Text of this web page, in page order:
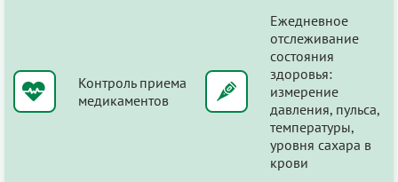
Контроль приема
медикаментов
Ежедневное
отслеживание
состояния
здоровья:
измерение
давления, пульса,
температуры,
уровня сахара в
крови